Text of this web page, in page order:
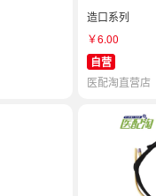
造口系列
￥6.00
自营
医配淘直营店